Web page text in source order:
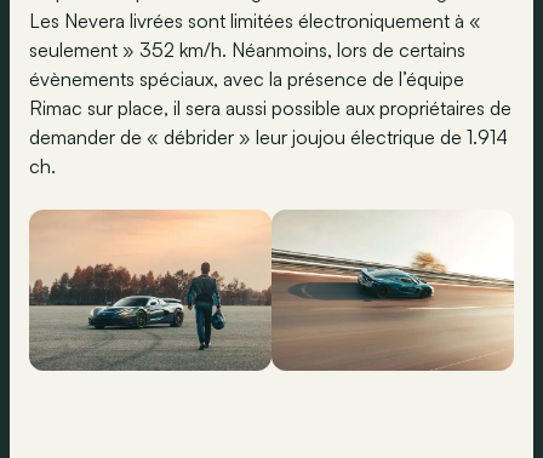
Les Nevera livrées sont limitées électroniquement à «
seulement » 352 km/h. Néanmoins, lors de certains
évènements spéciaux, avec la présence de l’équipe
Rimac sur place, il sera aussi possible aux propriétaires de
demander de « débrider » leur joujou électrique de 1.914
ch.